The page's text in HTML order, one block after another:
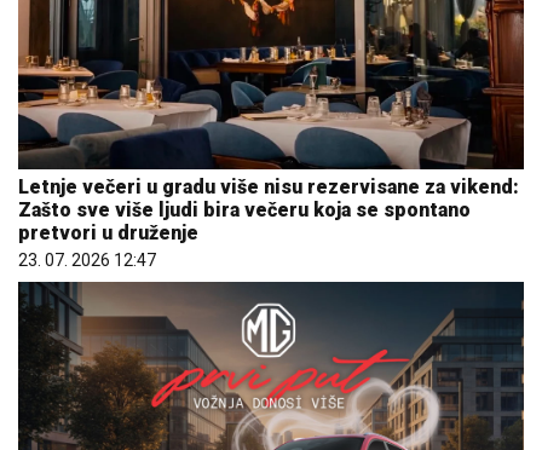
Letnje večeri u gradu više nisu rezervisane za vikend:
Zašto sve više ljudi bira večeru koja se spontano
pretvori u druženje
23. 07. 2026 12:47